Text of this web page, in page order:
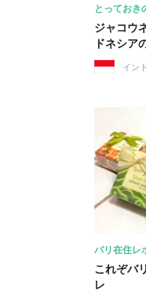
とっておき
ジャコウ
ドネシア
イン
バリ在住レ
これぞバ
レ